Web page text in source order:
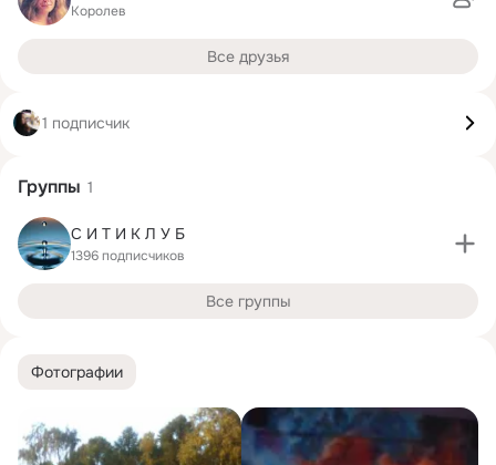
Фотографии
Королев
Все друзья
1 подписчик
Группы 1
С И Т И К Л У Б
1396 подписчиков
Все группы